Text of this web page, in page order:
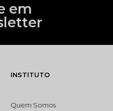
em
INSTITUTO
Quem Somos